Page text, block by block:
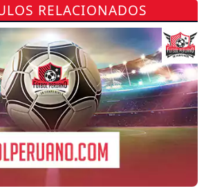
RELACIONADOS